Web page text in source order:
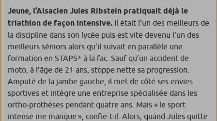
Jeune, l’Alsacien Jules Ribstein pratiquait déjà le
triathlon de façon intensive. Il était l’un des meilleurs de
la discipline dans son lycée puis est vite devenu l’un des
meilleurs séniors alors qu’il suivait en parallèle une
formation en STAPS* à la fac. Sauf qu’un accident de
moto, à l’âge de 21 ans, stoppe nette sa progression.
Amputé de la jambe gauche, il met de côté ses envies
sportives et intègre une entreprise spécialisée dans les
ortho-prothèses pendant quatre ans. Mais « le sport
intense me manque » , confie-t-il. Alors, quand Jules quitte